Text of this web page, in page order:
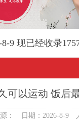
9 现已经收录
可以运动 饭后
： 日期：2026-8-9